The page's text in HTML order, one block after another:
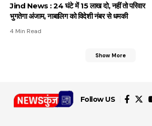
Jind News : 24 घंटे में 15 लाख दो, नहीं तो परिवार
भुगतेगा अंजाम, नाबालिग को विदेशी नंबर से धमकी
4 Min Read
Show More
Follow US